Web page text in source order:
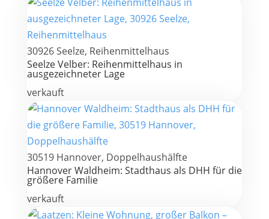
30926 Seelze, Reihenmittelhaus
Seelze Velber: Reihenmittelhaus in
ausgezeichneter Lage
verkauft
30519 Hannover, Doppelhaushälfte
Hannover Waldheim: Stadthaus als DHH für die
größere Familie
verkauft